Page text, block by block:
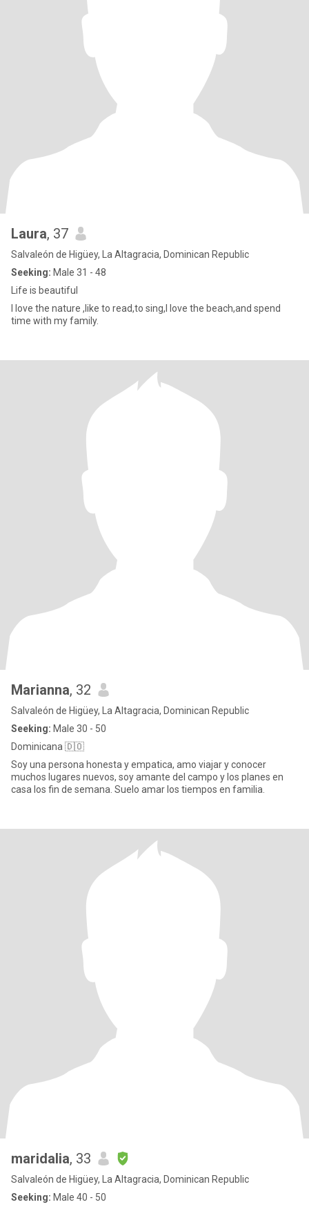
Laura, 37
Salvaleón de Higüey, La Altagracia, Dominican Republic
Seeking: Male 31 - 48
Life is beautiful
I love the nature ,like to read,to sing,I love the beach,and spend
time with my family.
Marianna, 32
Salvaleón de Higüey, La Altagracia, Dominican Republic
Seeking: Male 30 - 50
Dominicana 🇩🇴
Soy una persona honesta y empatica, amo viajar y conocer
muchos lugares nuevos, soy amante del campo y los planes en
casa los fin de semana. Suelo amar los tiempos en familia.
maridalia, 33
Salvaleón de Higüey, La Altagracia, Dominican Republic
Seeking: Male 40 - 50